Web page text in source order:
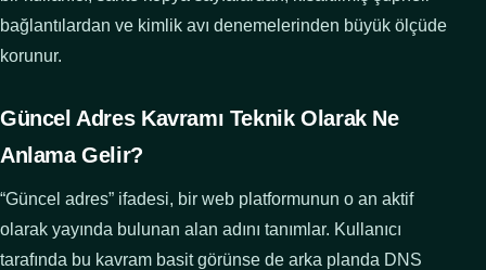
bağlantılardan ve kimlik avı denemelerinden büyük ölçüde
korunur.
Güncel Adres Kavramı Teknik Olarak Ne
Anlama Gelir?
“Güncel adres” ifadesi, bir web platformunun o an aktif
olarak yayında bulunan alan adını tanımlar. Kullanıcı
tarafında bu kavram basit görünse de arka planda DNS